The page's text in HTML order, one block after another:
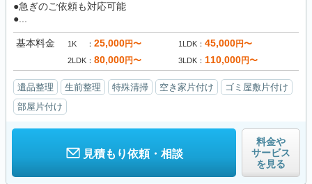
●急ぎのご依頼も対応可能
●...
基本料金 1K 25,000円〜 1LDK 45,000円〜
2LDK 80,000円〜 3LDK 110,000円〜
遺品整理 生前整理 特殊清掃 空き家片付け
ゴミ屋敷片付け
部屋片付け
見積もり依頼・相談
料金や
サービス
を見る